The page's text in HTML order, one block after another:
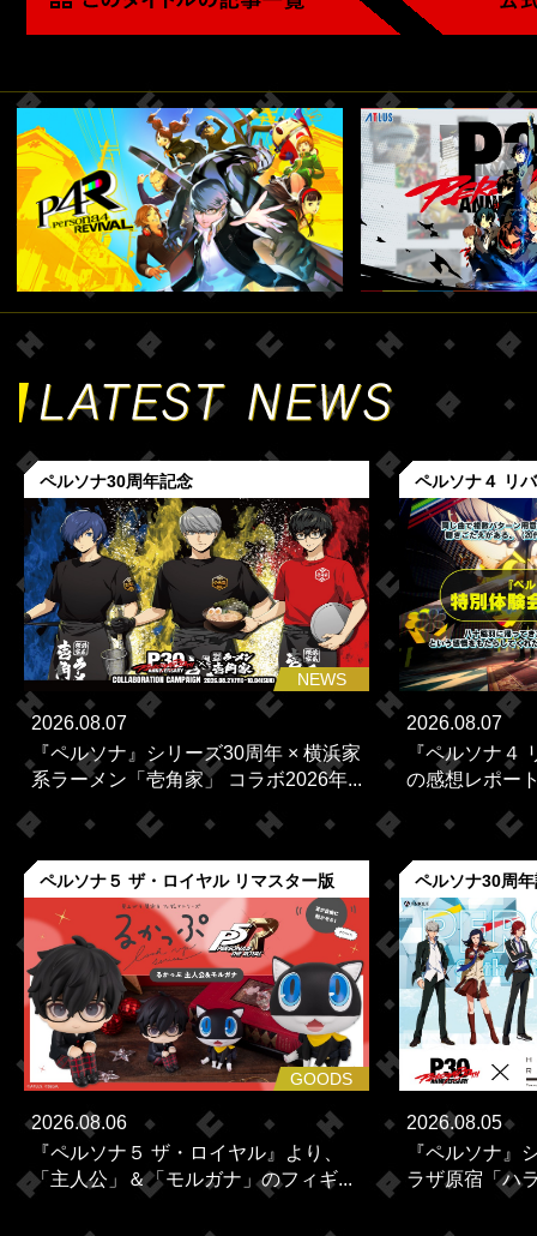
ペルソナ30周年記念
NEWS
2026.08.07
『ペルソナ』シリーズ30周年 × 横浜家
系ラーメン「壱角家」 コラボ2026年...
ペルソナ４ リ
2026.08.07
『ペルソナ４
の感想レポー
ペルソナ５ ザ・ロイヤル リマスター版
GOODS
2026.08.06
『ペルソナ５ ザ・ロイヤル』より、
「主人公」＆「モルガナ」のフィギ...
ペルソナ30周
2026.08.05
『ペルソナ』
ラザ原宿「ハ